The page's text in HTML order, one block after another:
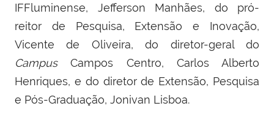
IFFluminense, Jefferson Manhães, do pró-
reitor de Pesquisa, Extensão e Inovação,
Vicente de Oliveira, do diretor-geral do
CampusCampos Centro, Carlos Alberto
Henriques, e do diretor de Extensão, Pesquisa
e Pós-Graduação, Jonivan Lisboa.